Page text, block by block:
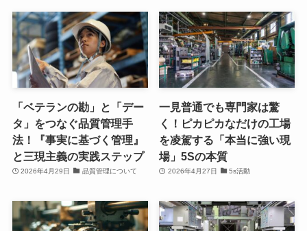
「ベテランの勘」と「デー
タ」をつなぐ品質管理手
法！『事実に基づく管理』
と三現主義の実践ステップ
2026年4月29日 品質管理について
一見普通でも専門家は驚
く！ピカピカなだけの工場
を凌駕する「本当に強い現
場」5Sの本質
2026年4月27日 5s活動